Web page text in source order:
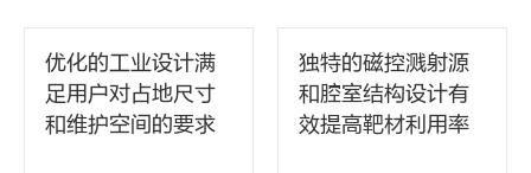
优化的工业设计满
足用户对占地尺寸
和维护空间的要求
独特的磁控溅射源
和腔室结构设计有
效提高靶材利用率